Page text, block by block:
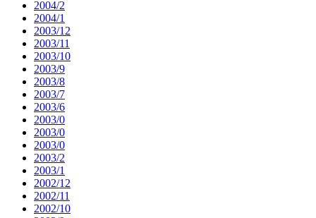
2004/2
2004/1
2003/12
2003/11
2003/10
2003/9
2003/8
2003/7
2003/6
2003/0
2003/0
2003/0
2003/2
2003/1
2002/12
2002/11
2002/10